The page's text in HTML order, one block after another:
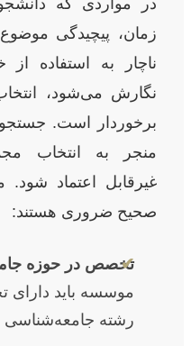
زمان، پیچیدگی
ناچار به استفاده
نگارش می‌شود،
برخوردار است. جستجو
منجر به انتخاب
غیرقابل اعتماد شود.
صحیح ضروری هستند:
✔
تخصص در حوزه
موسسه باید
رشته جامعه‌شناسی